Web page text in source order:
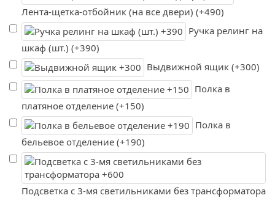
Лента-щетка-отбойник (на все двери) (+490)
Ручка релинг на
шкаф (шт.) (+390)
Выдвижной ящик (+300)
Полка в
платяное отделение (+150)
Полка в
бельевое отделение (+190)
Подсветка с 3-мя светильниками без трансформатора